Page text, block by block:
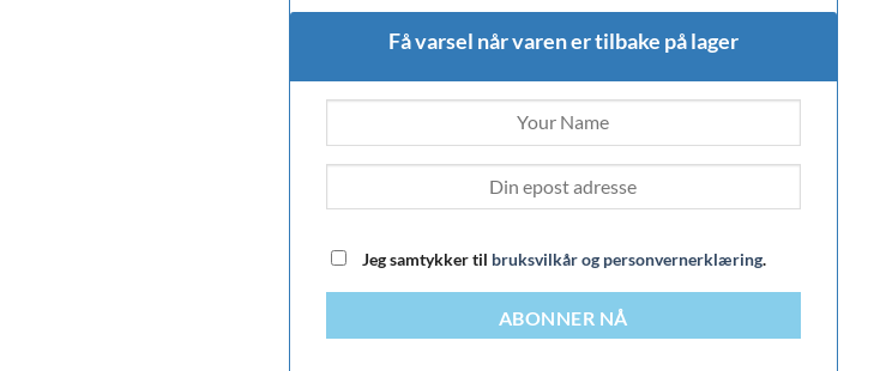
Få varsel når varen er tilbake på lager
Jeg samtykker til bruksvilkår og personvernerklæring.
ABONNER NÅ